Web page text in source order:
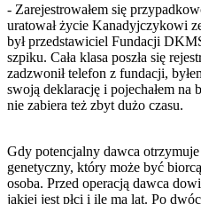
- Zarejestrowałem się
uratował życie Kanadyjczykowi
był przedstawiciel Fundacji
szpiku. Cała klasa poszła się
zadzwonił telefon z fundacji,
swoją deklarację i pojechałem na
nie zabiera też zbyt dużo czasu.
Gdy potencjalny dawca
genetyczny, który może być
osoba. Przed operacją dawca
jakiej jest płci i ile ma lat. Po